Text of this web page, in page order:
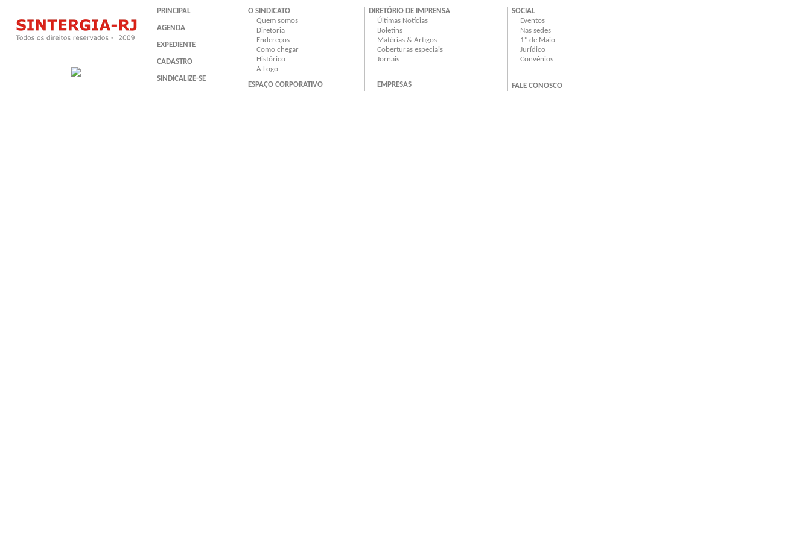
PRINCIPAL
AGENDA
EXPEDIENTE
CADASTRO
SINDICALIZE-SE
O SINDICATO
Quem somos
Diretoria
Endereços
Como chegar
Histórico
A Logo
ESPAÇO CORPORATIVO
DIRETÓRIO DE IMPRENSA
Últimas Notícias
Boletins
Matérias & Artigos
Coberturas especiais
Jornais
EMPRESAS
SOCIAL
Eventos
Nas sedes
1º de Maio
Jurídico
Convênios
FALE CONOSCO